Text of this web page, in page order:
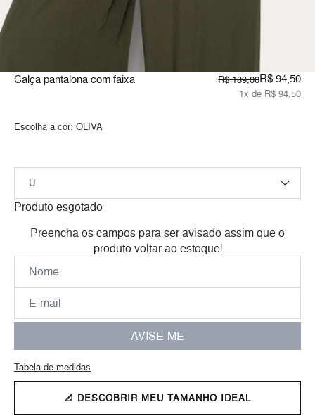
Calça pantalona com faixa R$ 189,00R$ 94,50
1x de R$ 94,50
Escolha a cor: OLIVA
Produto esgotado
Preencha os campos para ser avisado assim que o
produto voltar ao estoque!
AVISE-ME
Tabela de medidas
📐 DESCOBRIR MEU TAMANHO IDEAL